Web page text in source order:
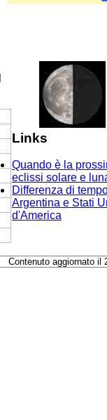
Links
Quando è la
eclissi solare e
Differenza di
Argentina e Stati
d'America
Contenuto aggiornato il